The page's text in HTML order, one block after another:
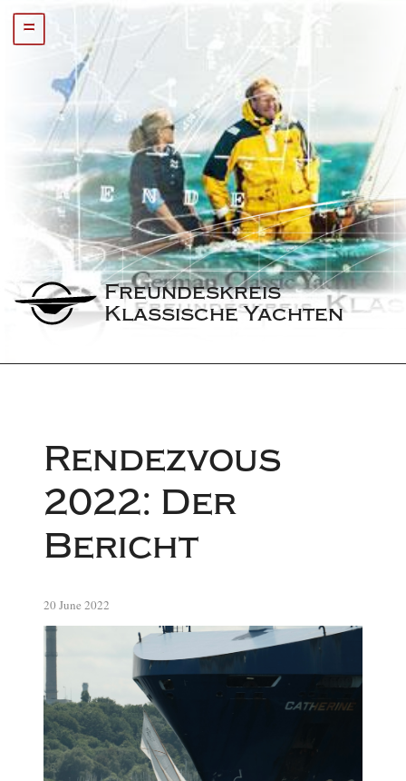
=
Freundeskreis
Klassische Yachten
Rendezvous
2022: Der
Bericht
20 June 2022